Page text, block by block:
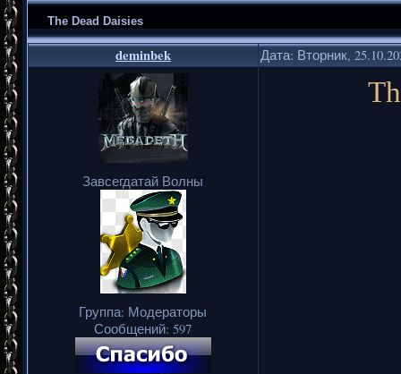
The Dead Daisies
deminbek Дата: Вторник,
Завсегдатай Волны
Группа: Модераторы
Сообщений: 597